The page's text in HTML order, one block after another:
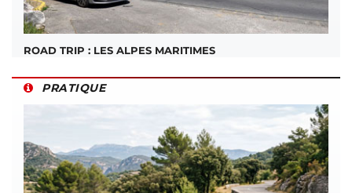
ROAD TRIP : LES ALPES MARITIMES
PRATIQUE